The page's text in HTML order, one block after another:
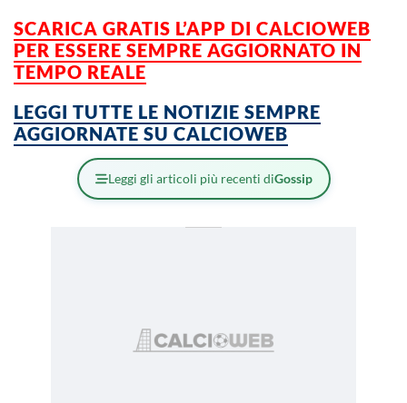
SCARICA GRATIS L’APP DI CALCIOWEB
PER ESSERE SEMPRE AGGIORNATO IN
TEMPO REALE
LEGGI TUTTE LE NOTIZIE SEMPRE
AGGIORNATE SU CALCIOWEB
Leggi gli articoli più recenti diGossip